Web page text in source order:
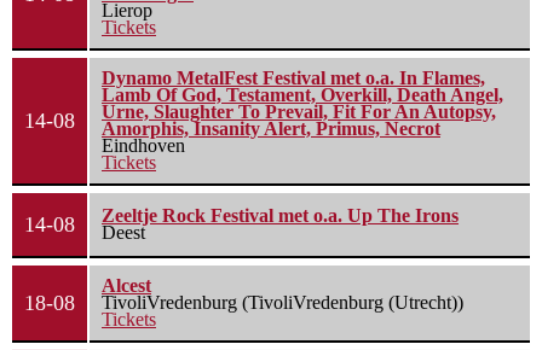
Lierop
Tickets
14-08
Dynamo MetalFest Festival met o.a. In Flames,
Lamb Of God, Testament, Overkill, Death Angel,
Urne, Slaughter To Prevail, Fit For An Autopsy,
Amorphis, Insanity Alert, Primus, Necrot
Eindhoven
Tickets
14-08
Zeeltje Rock Festival met o.a. Up The Irons
Deest
18-08
Alcest
TivoliVredenburg (TivoliVredenburg (Utrecht))
Tickets